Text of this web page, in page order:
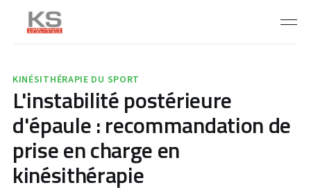
KINÉSITHÉRAPIE DU SPORT
L'instabilité postérieure
d'épaule : recommandation de
prise en charge en
kinésithérapie